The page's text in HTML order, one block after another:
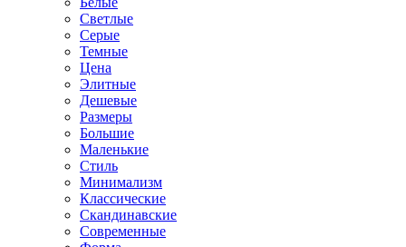
Светлые
Серые
Темные
Цена
Элитные
Дешевые
Размеры
Большие
Маленькие
Стиль
Минимализм
Классические
Скандинавские
Современные